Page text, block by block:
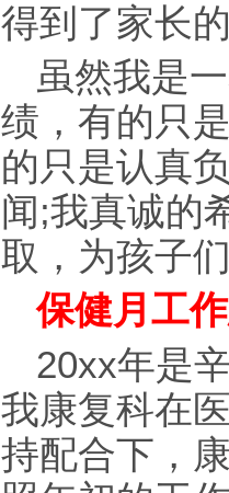
得到了家长
虽然我是
绩，有的只
的只是认真
闻;我真诚的
取，为孩子
保健月工
20xx年是
我康复科在
持配合下，